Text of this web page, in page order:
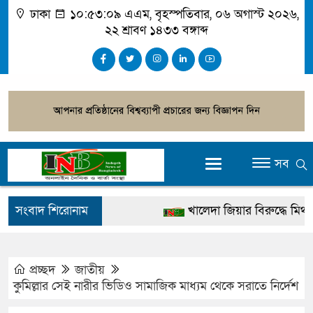
ঢাকা ১০:৫৩:১০ এএম, বৃহস্পতিবার, ০৬ অগাস্ট ২০২৬,
২২ শ্রাবণ ১৪৩৩ বঙ্গাব্দ
সব
সংবাদ শিরোনাম
খালেদা জিয়ার বিরুদ্ধে মিথ্যা
প্রচ্ছদ
জাতীয়
কুমিল্লার সেই নারীর ভিডিও সামাজিক মাধ্যম থেকে সরাতে নির্দেশ